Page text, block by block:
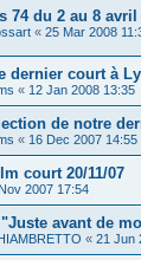
74 du 2 au 8 avril
« 25 Mar 2008
dernier court à
« 12 Jan 2008 13:35
de notre
« 16 Dec 2007 14:55
court 20/11/07
2007 17:54
avant de
« 21 Jun